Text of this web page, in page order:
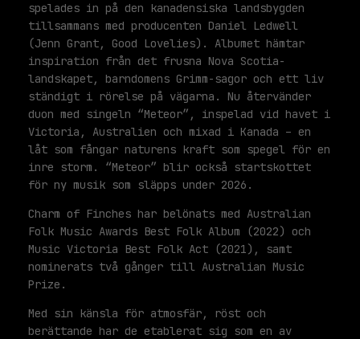
spelades in på den kanadensiska landsbygden
tillsammans med producenten Daniel Ledwell
(Jenn Grant, Good Lovelies). Albumet hämtar
inspiration från det frusna Nova Scotia-
landskapet, barndomens Grimm-sagor och ett liv
ständigt i rörelse på vägarna. Nu återvänder
duon med singeln “Meteor”, inspelad vid havet i
Victoria, Australien och mixad i Kanada – en
låt som fångar naturens kraft som spegel för en
inre storm. “Meteor” blir också startskottet
för ny musik som släpps under 2026.
Charm of Finches har belönats med Australian
Folk Music Awards Best Folk Album (2022) och
Music Victoria Best Folk Act (2021), samt
nominerats två gånger till Australian Music
Prize.
Med sin känsla för atmosfär, röst och
berättande har de etablerat sig som en av